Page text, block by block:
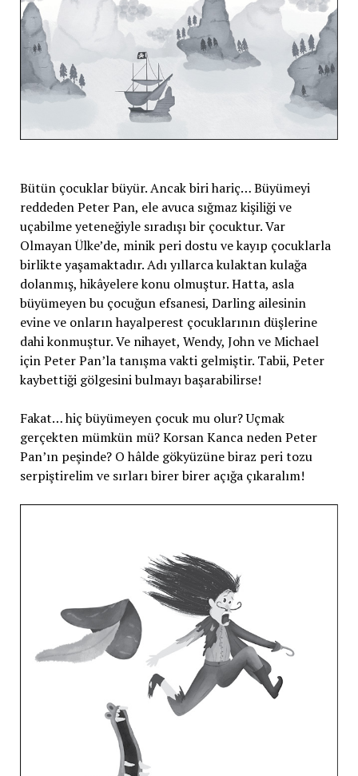
Bütün çocuklar büyür. Ancak biri hariç… Büyümeyi
reddeden Peter Pan, ele avuca sığmaz kişiliği ve
uçabilme yeteneğiyle sıradışı bir çocuktur. Var
Olmayan Ülke’de, minik peri dostu ve kayıp çocuklarla
birlikte yaşamaktadır. Adı yıllarca kulaktan kulağa
dolanmış, hikâyelere konu olmuştur. Hatta, asla
büyümeyen bu çocuğun efsanesi, Darling ailesinin
evine ve onların hayalperest çocuklarının düşlerine
dahi konmuştur. Ve nihayet, Wendy, John ve Michael
için Peter Pan’la tanışma vakti gelmiştir. Tabii, Peter
kaybettiği gölgesini bulmayı başarabilirse!
Fakat… hiç büyümeyen çocuk mu olur? Uçmak
gerçekten mümkün mü? Korsan Kanca neden Peter
Pan’ın peşinde? O hâlde gökyüzüne biraz peri tozu
serpiştirelim ve sırları birer birer açığa çıkaralım!